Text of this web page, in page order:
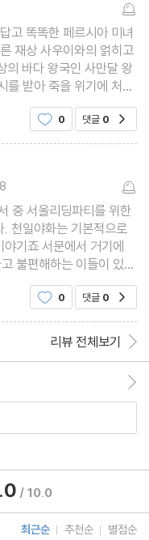
고 똑똑한 페르시아 미녀
재상 사우이와의 얽히고
의 바다 왕국인 사만달 왕
를 받아 죽을 위기에 처한
심을 받아 갖은 일을 겪었
여인
0 댓글 0
중 서울리딩파티를 위한
천일야화는 기본적으로
기죠 서문에서 거기에
불편해하는 이들이 있다
것이야말로 이 작품이 천
문이지요.0 댓글 0
리뷰 전체보기
/ 10.0
최근순 추천순 별점순